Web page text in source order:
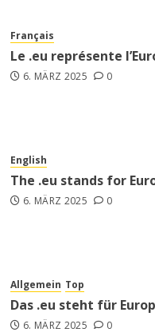
Français
Le .eu représente
6. MÄRZ 2025 0
English
The .eu stands for
6. MÄRZ 2025 0
Allgemein Top
Das .eu steht für
6. MÄRZ 2025 0